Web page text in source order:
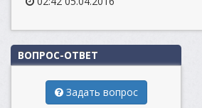
ВОПРОС-ОТВЕТ
Задать вопрос